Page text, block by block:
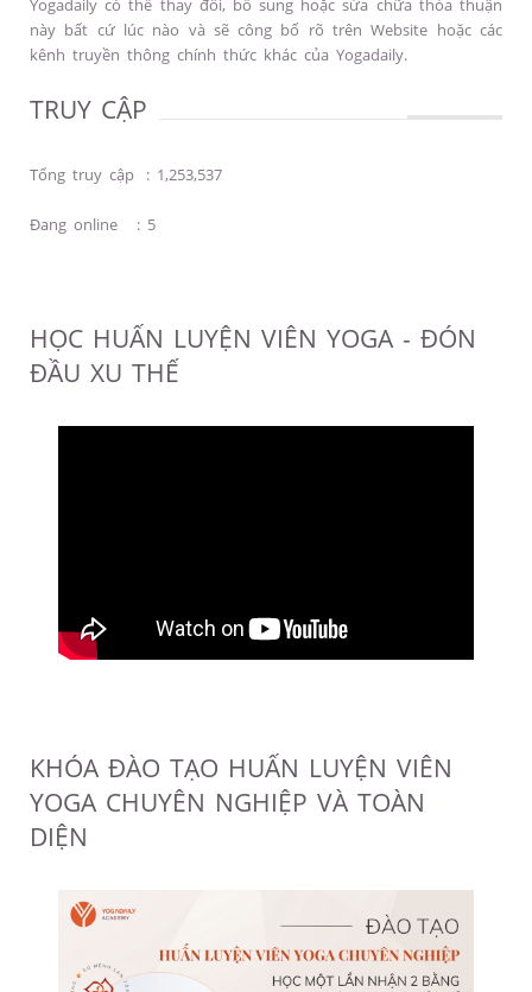
Yogadaily có thể thay đổi, bổ sung hoặc sửa chữa thỏa thuận
này bất cứ lúc nào và sẽ công bố rõ trên Website hoặc các
kênh truyền thông chính thức khác của Yogadaily.
TRUY CẬP
Tổng truy cập : 1,253,537
Đang online : 5
HỌC HUẤN LUYỆN VIÊN YOGA - ĐÓN
ĐẦU XU THẾ
KHÓA ĐÀO TẠO HUẤN LUYỆN VIÊN
YOGA CHUYÊN NGHIỆP VÀ TOÀN
DIỆN